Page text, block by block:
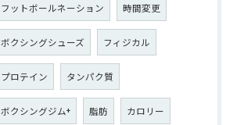
フットボールネーション 時間変更
ボクシングシューズ フィジカル
プロテイン タンパク質
ボクシングジム+ 脂肪 カロリー